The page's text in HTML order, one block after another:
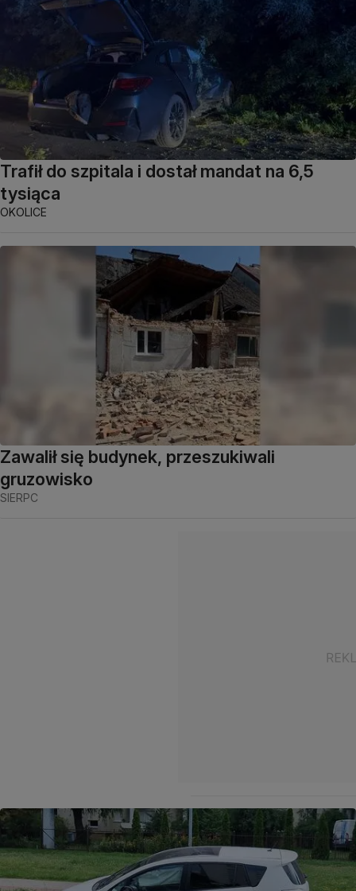
Trafił do szpitala i dostał mandat na 6,5
tysiąca
OKOLICE
Zawalił się budynek, przeszukiwali
gruzowisko
SIERPC